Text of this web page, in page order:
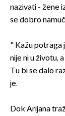
nazivati - žene
se dobro
" Kažu potraga
nije ni u životu,
Tu bi se dalo
je.
Dok Arijana